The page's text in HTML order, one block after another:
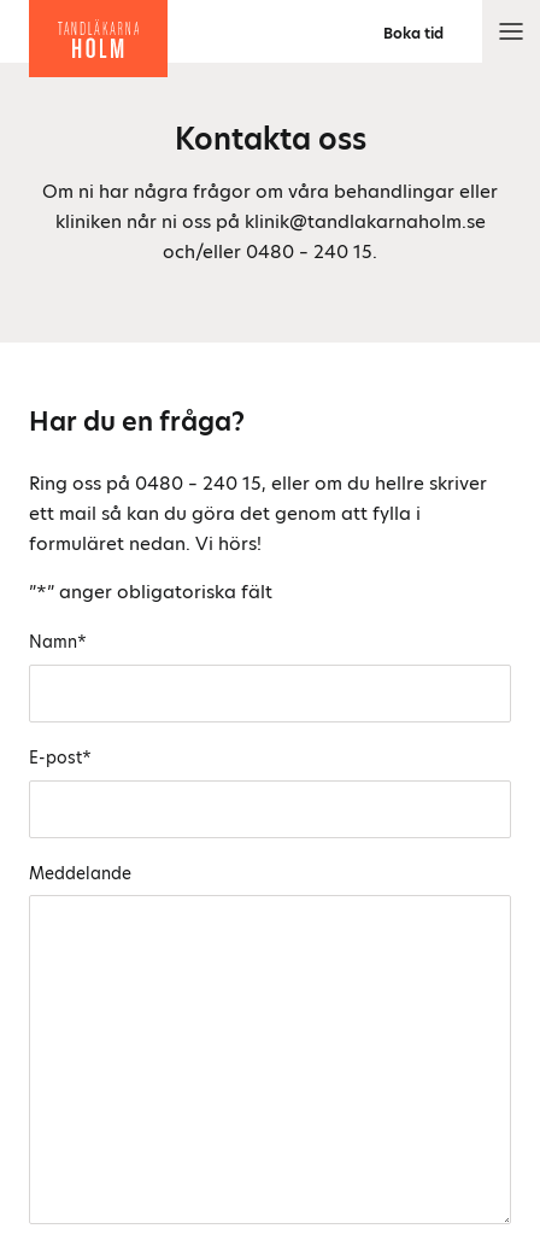
Boka tid
Kontakta oss
Om ni har några frågor om våra behandlingar eller
kliniken når ni oss på klinik@tandlakarnaholm.se
och/eller 0480 – 240 15.
Har du en fråga?
Ring oss på 0480 – 240 15, eller om du hellre skriver
ett mail så kan du göra det genom att fylla i
formuläret nedan. Vi hörs!
”*” anger obligatoriska fält
Namn*
E-post*
Meddelande